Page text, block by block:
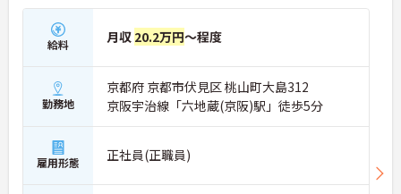
給料 月収 20.2万円～程度
勤務地
京都府 京都市伏見区 桃山町大島312
京阪宇治線「六地蔵(京阪)駅」徒歩5分
雇用形態 正社員(正職員)